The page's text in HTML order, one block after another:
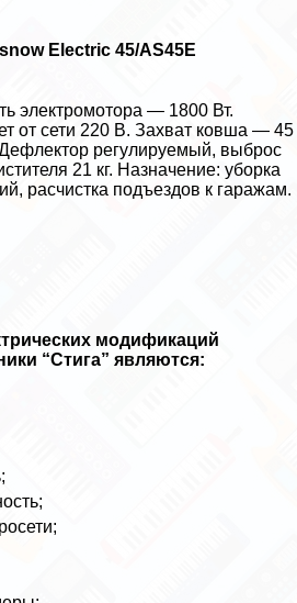
Electric 45/AS45E
электромотора — 1800 Вт.
от сети 220 В. Захват ковша — 45
регулируемый, выброс
21 кг. Назначение: уборка
расчистка подъездов к гаражам.
модификаций
“Стига” являются: